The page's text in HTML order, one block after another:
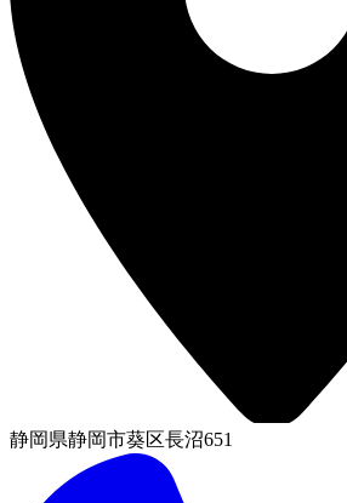
静岡県静岡市葵区長沼651